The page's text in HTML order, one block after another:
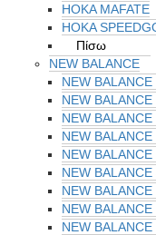
HOKA MAFATE
HOKA
Πίσω
NEW BALANCE
NEW
NEW
NEW BALANCE
NEW BALANCE
NEW BALANCE
NEW BALANCE
NEW
NEW BALANCE
NEW